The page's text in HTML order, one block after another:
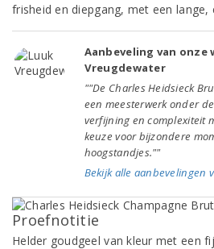
frisheid en diepgang, met een lange,
Aanbeveling van onze
Vreugdewater
""De Charles Heidsieck
een meesterwerk onder
verfijning en complexiteit
keuze voor bijzondere
hoogstandjes.""
Bekijk alle aanbevelingen
Proefnotitie
Helder goudgeel van kleur met een